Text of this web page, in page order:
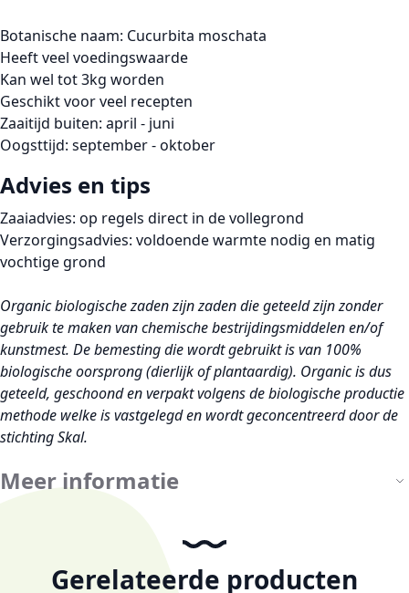
Botanische naam: Cucurbita moschata
Heeft veel voedingswaarde
Kan wel tot 3kg worden
Geschikt voor veel recepten
Zaaitijd buiten: april - juni
Oogsttijd: september - oktober
Advies en tips
Zaaiadvies: op regels direct in de vollegrond
Verzorgingsadvies: voldoende warmte nodig en matig
vochtige grond
Organicbiologische zaden zijn zaden die geteeld zijn zonder
gebruik te maken van chemische bestrijdingsmiddelen en/of
kunstmest. De bemesting die wordt gebruikt is van 100%
biologische oorsprong (dierlijk of plantaardig). Organicis dus
geteeld, geschoond en verpakt volgens de biologische productie
methode welke is vastgelegd en wordt geconcentreerd door de
stichting Skal.
Meer informatie
Gerelateerde producten